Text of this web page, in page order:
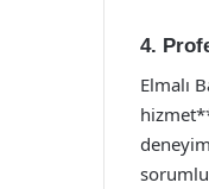
4.
Elmalı